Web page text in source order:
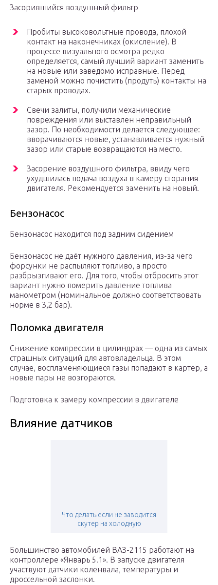
Засорившийся воздушный фильтр
Пробиты высоковольтные провода, плохой
контакт на наконечниках (окисление). В
процессе визуального осмотра редко
определяется, самый лучший вариант заменить
на новые или заведомо исправные. Перед
заменой можно почистить (продуть) контакты на
старых проводах.
Свечи залиты, получили механические
повреждения или выставлен неправильный
зазор. По необходимости делается следующее:
вворачиваются новые, устанавливается нужный
зазор или старые возвращаются на место.
Засорение воздушного фильтра, ввиду чего
ухудшилась подача воздуха в камеру сгорания
двигателя. Рекомендуется заменить на новый.
Бензонасос
Бензонасос находится под задним сидением
Бензонасос не даёт нужного давления, из-за чего
форсунки не распыляют топливо, а просто
разбрызгивают его. Для того, чтобы отбросить этот
вариант нужно померить давление топлива
манометром (номинальное должно соответствовать
норме в 3,2 бар).
Поломка двигателя
Снижение компрессии в цилиндрах — одна из самых
страшных ситуаций для автовладельца. В этом
случае, воспламеняющиеся газы попадают в картер, а
новые пары не возгораются.
Подготовка к замеру компрессии в двигателе
Влияние датчиков
Что делать если не заводится
скутер на холодную
Большинство автомобилей ВАЗ-2115 работают на
контроллере «Январь 5.1». В запуске двигателя
участвуют датчики коленвала, температуры и
дроссельной заслонки.